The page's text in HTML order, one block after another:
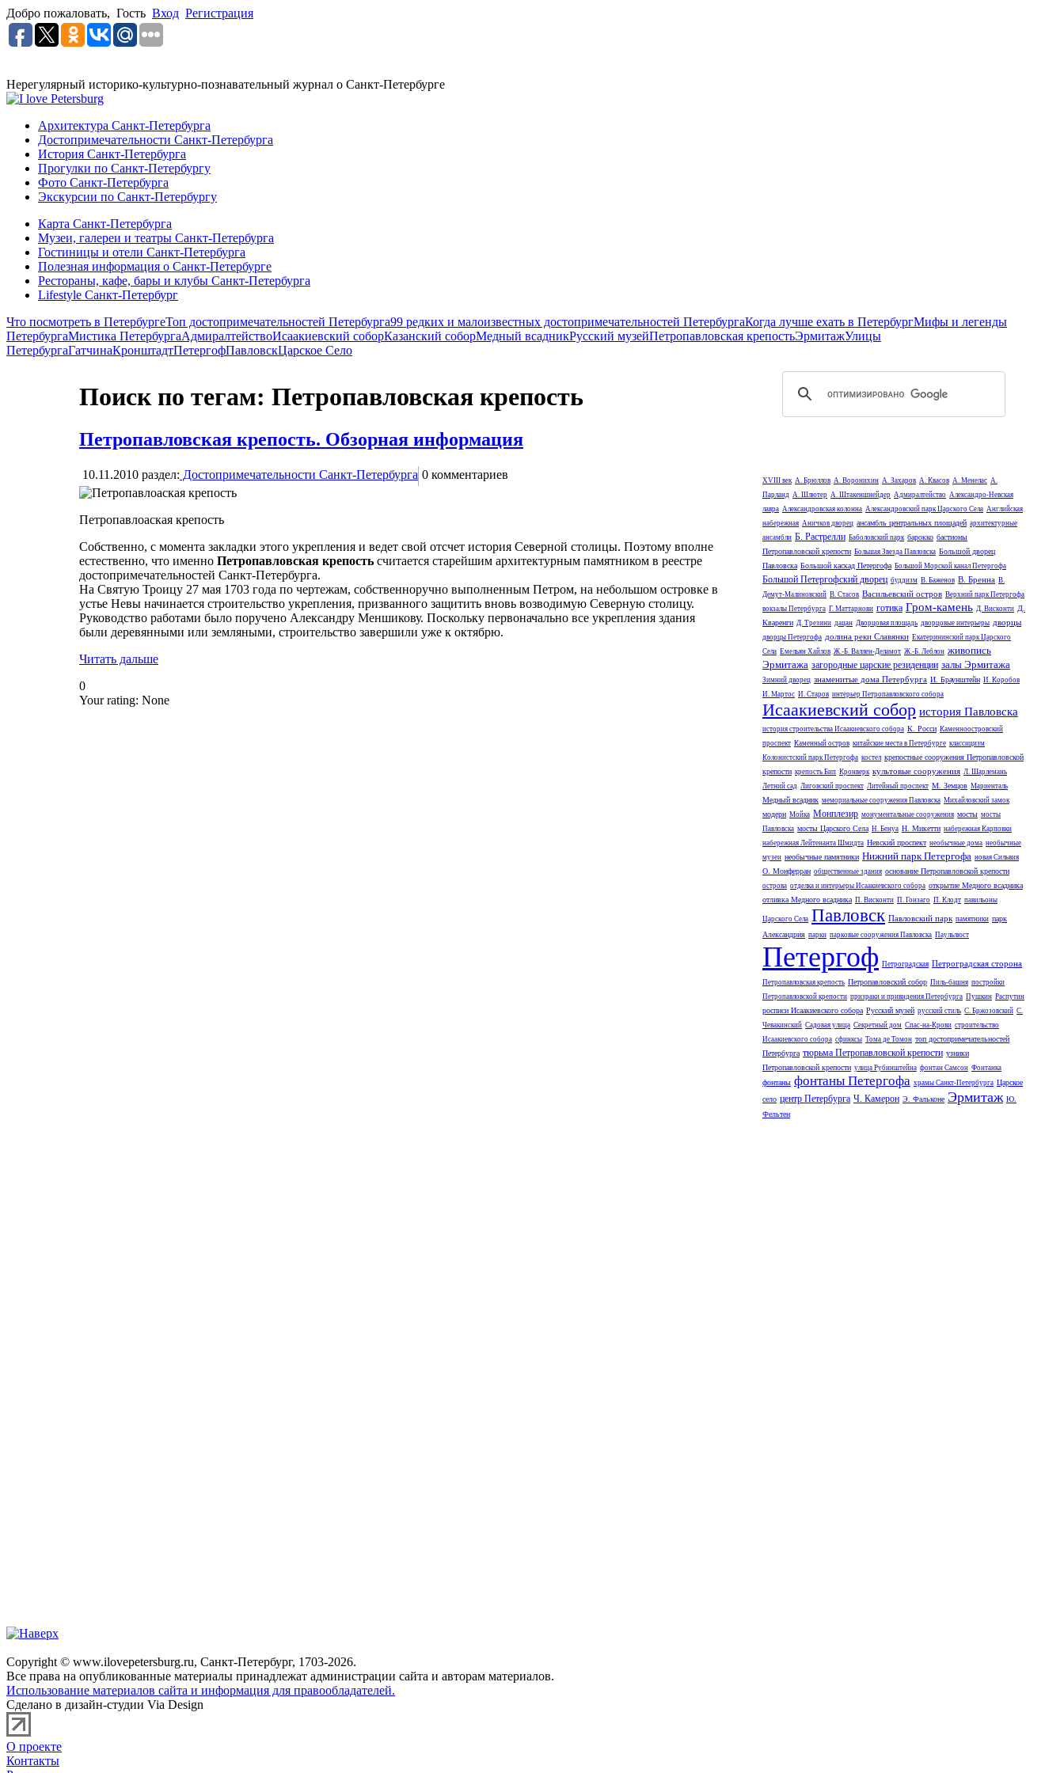
Добро пожаловать, Гость Вход Регистрация
Нерегулярный историко-культурно-познавательный журнал о Санкт-Петербурге
Архитектура Санкт-Петербурга
Достопримечательности Санкт-Петербурга
История Санкт-Петербурга
Прогулки по Санкт-Петербургу
Фото Санкт-Петербурга
Экскурсии по Санкт-Петербургу
Карта Санкт-Петербурга
Музеи, галереи и театры Санкт-Петербурга
Гостиницы и отели Санкт-Петербурга
Полезная информация о Санкт-Петербурге
Рестораны, кафе, бары и клубы Санкт-Петербурга
Lifestyle Санкт-Петербург
Что посмотреть в ПетербургеТоп достопримечательностей Петербурга99 редких и малоизвестных достопримечательностей ПетербургаКогда лучше ехать в ПетербургМифы и легенды
ПетербургаМистика ПетербургаАдмиралтействоИсаакиевский соборКазанский соборМедный всадникРусский музейПетропавловская крепостьЭрмитажУлицы
ПетербургаГатчинаКронштадтПетергофПавловскЦарское Село
Поиск по тегам: Петропавловская крепость
Петропавловская крепость. Обзорная информация
10.11.2010 раздел: Достопримечательности Санкт-Петербурга 0 комментариев
Петропавлоаская крепость
Собственно, с момента закладки этого укрепления и ведет свой отсчет история Северной столицы. Поэтому вполне
естественно, что именно Петропавловская крепость считается старейшим архитектурным памятником в реестре
достопримечательностей Санкт-Петербурга.
На Святую Троицу 27 мая 1703 года по чертежам, собственноручно выполненным Петром, на небольшом островке в
устье Невы начинается строительство укрепления, призванного защитить вновь возводимую Северную столицу.
Руководство работами было поручено Александру Меншикову. Поскольку первоначально все укрепления здания
были деревянными или земляными, строительство завершили уже к октябрю.
Читать дальше
0
Your rating: None
XVIII век А. Брюллов А. Воронихин А. Захаров А. Квасов А. Менелас А.
Парланд А. Шлютер А. Штакеншнейдер Адмиралтейство Александро-Невская
лавра Александровская колонна Александровский парк Царского Села Английская
набережная Аничков дворец ансамбль центральных площадей архитектурные
ансамбли Б. Растрелли Баболовский парк барокко бастионы
Петропавловской крепости Большая Звезда Павловска Большой дворец
Павловска Большой каскад Петергофа Большой Морской канал Петергофа
Большой Петергофский дворец буддизм В. Баженов В. Бренна В.
Демут-Малиновский В. Стасов Васильевский остров Верхний парк Петергофа
вокзалы Петербурга Г. Маттарнови готика Гром-камень Д. Висконти Д.
Кваренги Д. Трезини дацан Дворцовая площадь дворцовые интерьеры дворцы
дворцы Петергофа долина реки Славянки Екатерининский парк Царского
Села Емельян Хайлов Ж.-Б. Валлен-Деламот Ж.-Б. Леблон живопись
Эрмитажа загородные царские резиденции залы Эрмитажа
Зимний дворец знаменитые дома Петербурга И. Браунштейн И. Коробов
И. Мартос И. Старов интерьер Петропавловского собора
Исаакиевский собор история Павловска
история строительства Исаакиевского собора К. Росси Каменноостровский
проспект Каменный остров китайские места в Петербурге классицизм
Колонистский парк Петергофа костел крепостные сооружения Петропавловской
крепости крепость Бип Кронверк культовые сооружения Л. Шарлемань
Летний сад Лиговский проспект Литейный проспект М. Земцов Мариенталь
Медный всадник мемориальные сооружения Павловска Михайловский замок
модерн Мойка Монплезир монументальные сооружения мосты мосты
Павловска мосты Царского Села Н. Бенуа Н. Микетти набережная Карповки
набережная Лейтенанта Шмидта Невский проспект необычные дома необычные
музеи необычные памятники Нижний парк Петергофа новая Сильвия
О. Монферран общественные здания основание Петропавловской крепости
острова отделка и интерьеры Исаакиевского собора открытие Медного всадника
отливка Медного всадника П. Висконти П. Гонзаго П. Клодт павильоны
Царского Села Павловск Павловский парк памятники парк
Александрия парки парковые сооружения Павловска Паульлюст
Петергоф Петроградская Петроградская сторона
Петропавловская крепость Петропавловский собор Пиль-башня постройки
Петропавловской крепости призраки и привидения Петербурга Пушкин Распутин
росписи Исаакиевского собора Русский музей русский стиль С. Бржозовский С.
Чевакинский Садовая улица Секретный дом Спас-на-Крови строительство
Исаакиевского собора сфинксы Тома де Томон топ достопримечательностей
Петербурга тюрьма Петропавловской крепости узники
Петропавловской крепости улица Рубинштейна фонтан Самсон Фонтанка
фонтаны фонтаны Петергофа храмы Санкт-Петербурга Царское
село центр Петербурга Ч. Камерон Э. Фальконе Эрмитаж Ю.
Фельтен
Copyright © www.ilovepetersburg.ru, Санкт-Петербург, 1703-2026.
Все права на опубликованные материалы принадлежат администрации сайта и авторам материалов.
Использование материалов сайта и информация для правообладателей.
Сделано в дизайн-студии Via Design
О проекте
Контакты